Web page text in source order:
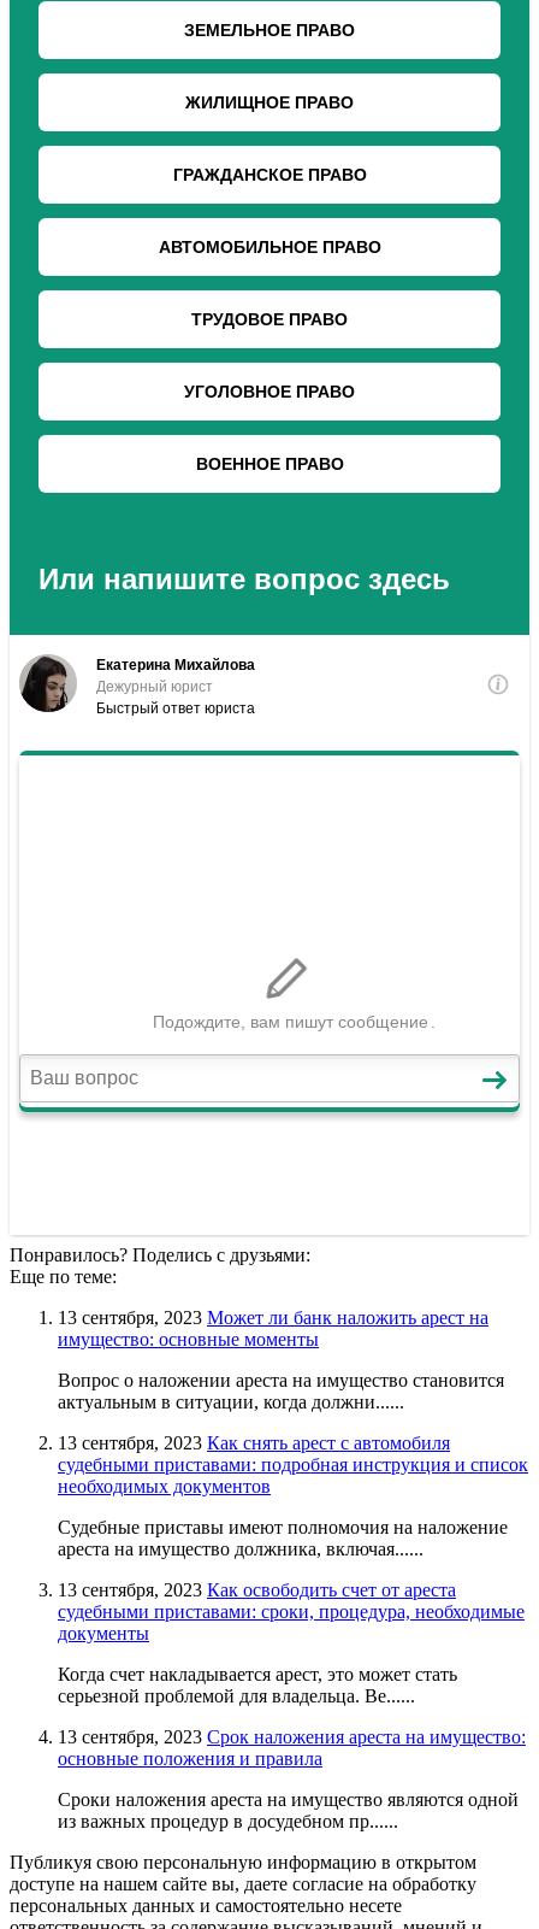
Понравилось? Поделись с друзьями:
Еще по теме:
13 сентября, 2023 Может ли банк наложить арест на
имущество: основные моменты
Вопрос о наложении ареста на имущество становится
актуальным в ситуации, когда должни......
13 сентября, 2023 Как снять арест с автомобиля
судебными приставами: подробная инструкция и список
необходимых документов
Судебные приставы имеют полномочия на наложение
ареста на имущество должника, включая......
13 сентября, 2023 Как освободить счет от ареста
судебными приставами: сроки, процедура, необходимые
документы
Когда счет накладывается арест, это может стать
серьезной проблемой для владельца. Ве......
13 сентября, 2023 Срок наложения ареста на имущество:
основные положения и правила
Сроки наложения ареста на имущество являются одной
из важных процедур в досудебном пр......
Публикуя свою персональную информацию в открытом
доступе на нашем сайте вы, даете согласие на обработку
персональных данных и самостоятельно несете